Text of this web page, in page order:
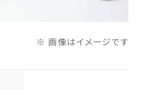
画像はイメージです